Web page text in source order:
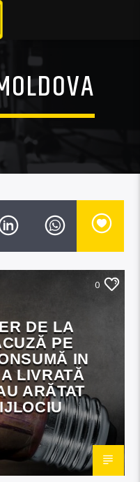
0
DE LA
PE
IN
LIVRATĂ
ARĂTAT